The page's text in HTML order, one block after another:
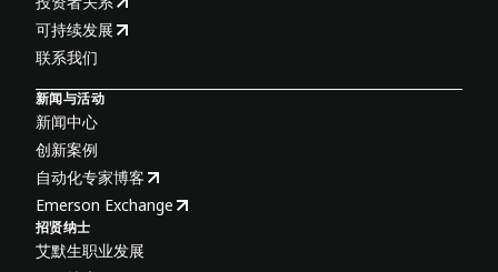
可持续发展
联系我们
新闻与活动
新闻中心
创新案例
自动化专家博客
Emerson Exchange
招贤纳士
艾默生职业发展